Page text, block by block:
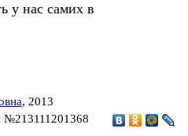
у нас самих в
, 2013
№213111201368